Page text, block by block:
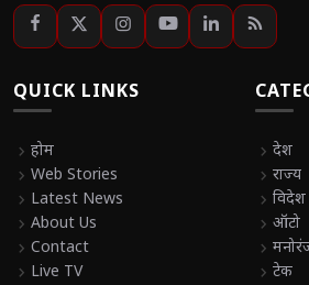
QUICK LINKS
chevron_right होम
chevron_right Web Stories
chevron_right Latest News
chevron_right About Us
chevron_right Contact
chevron_right Live TV
chevron_right देश
chevron_right राज्य
chevron_right विदेश
chevron_right ऑटो
chevron_right
chevron_right टेक